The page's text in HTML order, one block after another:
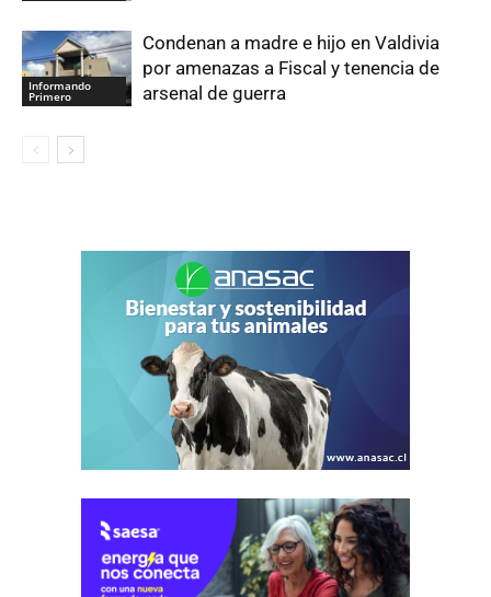
Informando
Primero
Condenan a madre e hijo en Valdivia
por amenazas a Fiscal y tenencia de
arsenal de guerra